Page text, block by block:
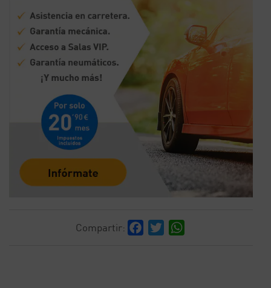
Compartir: Facebook
Twitter